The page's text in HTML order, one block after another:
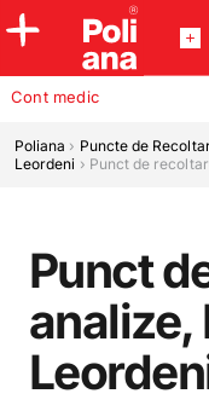
Policlinica
Incredere
Cont medic
Poliana › Puncte de
Leordeni › Punct de
Punct
analize,